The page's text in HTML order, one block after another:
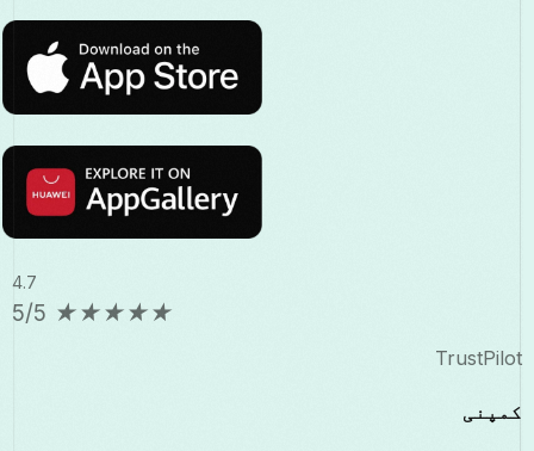
4.7
★
★
★
★
★
5/5
TrustPilot
کمپنی